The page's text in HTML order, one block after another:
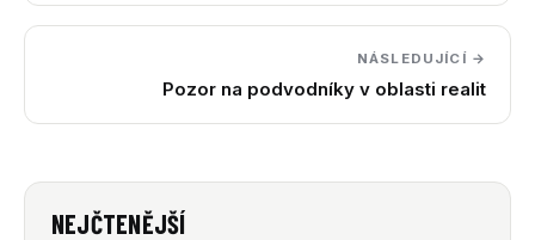
NÁSLEDUJÍCÍ →
Pozor na podvodníky v oblasti realit
NEJČTENĚJŠÍ